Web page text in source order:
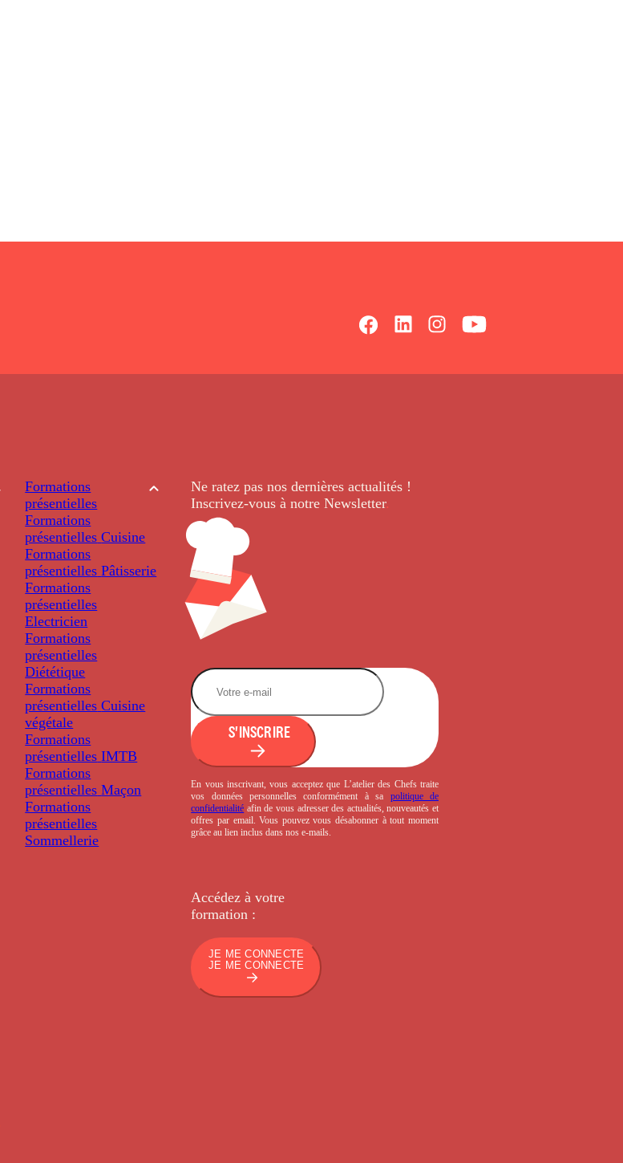
Formations
présentielles
Formations
présentielles Cuisine
Formations
présentielles Pâtisserie
Formations
présentielles
Electricien
Formations
présentielles
Diététique
Formations
présentielles Cuisine
végétale
Formations
présentielles IMTB
Formations
présentielles Maçon
Formations
présentielles
Sommellerie
Ne ratez pas nos dernièresactualités !
Inscrivez-vous à notre Newsletter.
S'INSCRIRE
En vous inscrivant, vous acceptez que L’atelier des Chefs traite
vos données personnelles conformément à sa politique de
confidentialité afin de vous adresser des actualités, nouveautés et
offres par email. Vous pouvez vous désabonner à tout moment
grâce au lien inclus dans nos e-mails.
Accédez à votre
formation :
JE ME CONNECTE
JE ME CONNECTE